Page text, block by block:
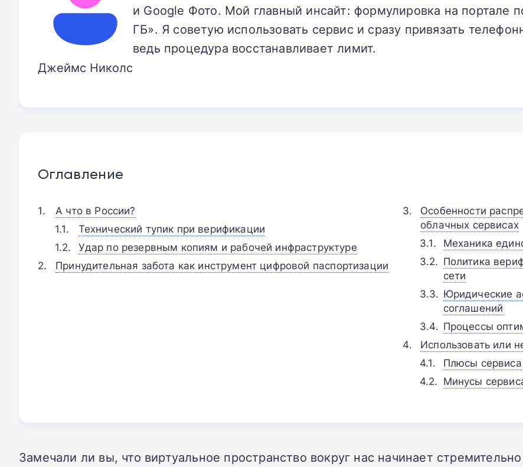
Джеймс Николс
и Google Фото. Мой главный инсайт: формулировка на портале
ГБ». Я советую использовать сервис и сразу привязать
ведь процедура восстанавливает лимит.
Оглавление
А что в России?
Технический тупик при верификации
Удар по резервным копиям и рабочей инфраструктуре
Принудительная забота как инструмент цифровой паспортизации
Особенности
облачных сервисах
Механика
Политика
сети
Юридические
соглашений
Процессы
Использовать или
Плюсы сервиса
Минусы
Замечали ли вы, что виртуальное пространство вокруг нас начинает